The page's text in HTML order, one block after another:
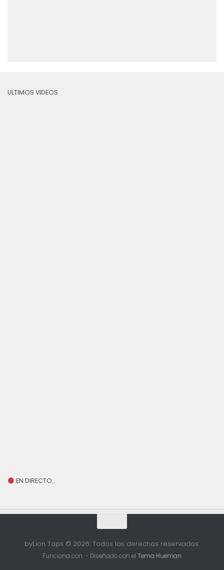
ULTIMOS VIDEOS
EN DIRECTO…
byLion Tops © 2026. Todos los derechos reservados.
Funciona con - Diseñado con el Tema Hueman